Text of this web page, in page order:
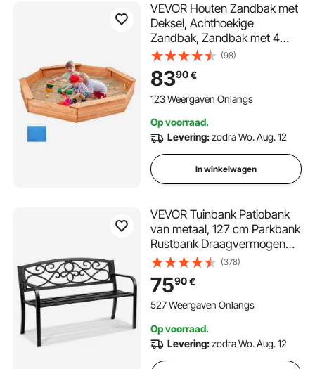
VEVOR Houten Zandbak met
Deksel, Achthoekige
Zandbak, Zandbak met 4
Zitplaatsen & Vloermat,
Kinderzandbak voor in de
Tuin, Cadeau voor Jongens &
Meisjes van 3-12 Jaar
(98)
8390€
123 Weergaven Onlangs
Op voorraad.
Levering:zodra Wo. Aug. 12
In winkelwagen
VEVOR Tuinbank Patiobank
van metaal, 127 cm Parkbank
Rustbank Draagvermogen
250 kg, 3-persoons tuin- en
parkbank met rugleuning en
armleuningen, vintage bank
voor tuin, park, tuin, veranda
(378)
7590€
527 Weergaven Onlangs
Op voorraad.
Levering:zodra Wo. Aug. 12